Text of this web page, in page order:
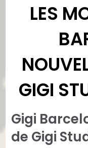
LES
GIGI
Gigi
de Gigi